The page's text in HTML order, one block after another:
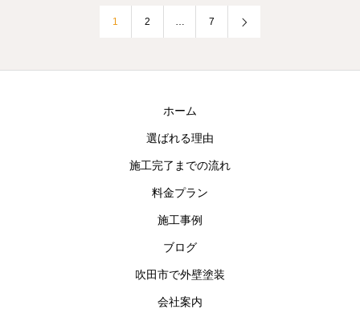
1 2 7
ホーム
選ばれる理由
施工完了までの流れ
料金プラン
施工事例
ブログ
吹田市で外壁塗装
会社案内